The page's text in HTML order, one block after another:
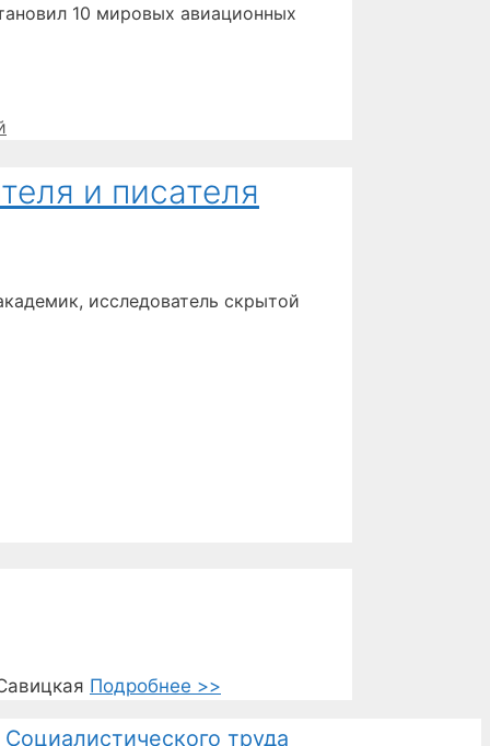
10 мировых авиационных
и писателя
исследователь скрытой
Подробнее >>
Социалистического труда